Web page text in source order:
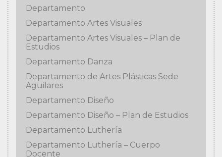
Departamento
Departamento Artes Visuales
Departamento Artes Visuales – Plan de
Estudios
Departamento Danza
Departamento de Artes Plásticas Sede
Aguilares
Departamento Diseño
Departamento Diseño – Plan de Estudios
Departamento Luthería
Departamento Luthería – Cuerpo
Docente